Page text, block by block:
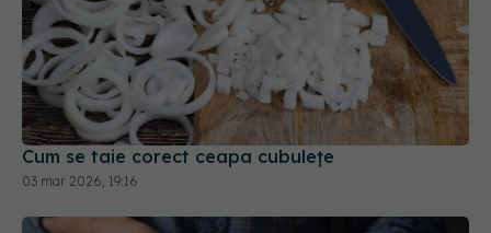
Cum se taie corect ceapa cubulețe
03 mar 2026, 19:16